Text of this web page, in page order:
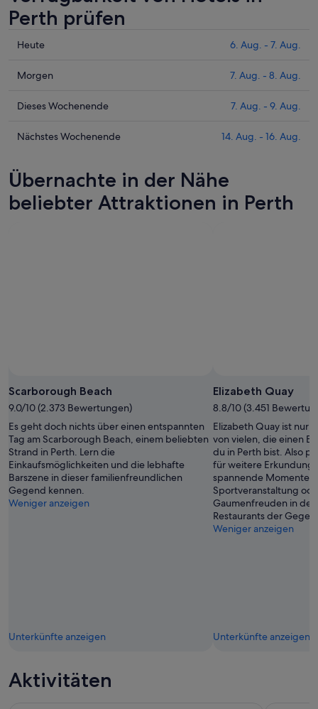
Perth prüfen
Prüfe
Preise
Perth
Nacht,
-
Aug.
Heute 6. Aug. - 7. Aug.
Prüfe
Preise
Perth
7.
Aug.
-
Morgen 7. Aug. - 8. Aug.
Prüfe
Preise
Perth
dieses
Wochenende,
7.
Dieses Wochenende 7. Aug. - 9. Aug.
Prüfe
Preise
für
Perth
am
Nächstes Wochenende 14. Aug. - 16. Aug.
Übernachte in der Nähe
beliebter Attraktionen in Perth
Scarborough Beach
9.0/10 (2.373 Bewertungen)
Es geht doch nichts über einen entspannten
Tag am Scarborough Beach, einem beliebten
Strand in Perth. Lern die
Einkaufsmöglichkeiten und die lebhafte
Barszene in dieser familienfreundlichen
Gegend kennen.
Weniger anzeigen
Unterkünfte anzeigen
Elizabeth Quay
8.8/10 (3.451
Elizabeth Quay ist nur
von vielen, die einen
du in Perth bist. Also
für weitere
spannende Momente
Sportveranstaltung
Gaumenfreuden in
Restaurants der
Weniger anzeigen
Unterkünfte anzeigen
Aktivitäten